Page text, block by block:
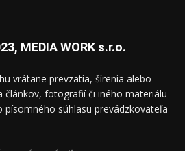
MEDIA WORK s.r.o.
vrátane prevzatia, šírenia alebo
článkov, fotografií či iného materiálu
písomného súhlasu prevádzkovateľa